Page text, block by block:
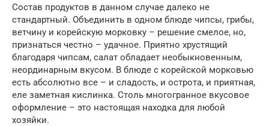
Состав продуктов в данном случае далеко не
стандартный. Объединить в одном блюде чипсы, грибы,
ветчину и корейскую морковку – решение смелое, но,
признаться честно – удачное. Приятно хрустящий
благодаря чипсам, салат обладает необыкновенным,
неординарным вкусом. В блюде с корейской морковью
есть абсолютно все – и сладость, и острота, и приятная,
еле заметная кислинка. Столь многогранное вкусовое
оформление – это настоящая находка для любой
хозяйки.